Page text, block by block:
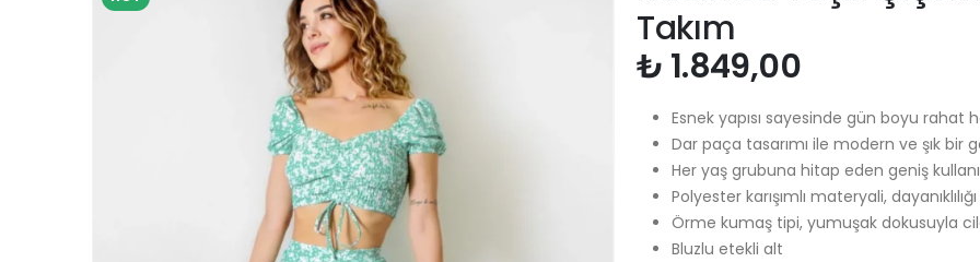
Takım
₺ 1.849,00
Esnek yapısı sayesinde gün boyu
Dar paça tasarımı ile modern ve şık bir
Her yaş grubuna hitap eden geniş
Polyester karışımlı materyali,
Örme kumaş tipi, yumuşak dokusuyla
Bluzlu etekli alt